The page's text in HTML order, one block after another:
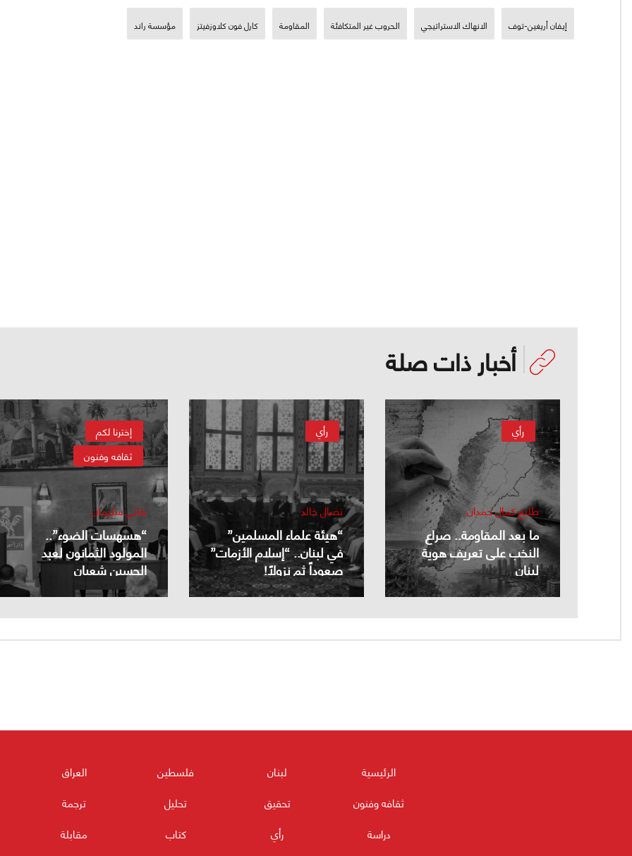
إيفان أريغين-توف الانهاك الاستراتيجي الحروب غير المتكافئة المقاومة كارل فون كلاوزفيتز مؤسسة راند
أخبار ذات صلة
إخترنا لكم
ثقافه وفنون
هاني سليمان
“هسهسات الضوء”..
المولود الثمانون لعبد
الحسين شعبان
رأي
نضال خالد
“هيئة علماء المسلمين”
في لبنان.. “إسلام الأزمات”
صعوداً ثم نزولاً!
رأي
طليع كمال حمدان
ما بعد المقاومة.. صراع
النخب على تعريف هوية
لبنان
الرئيسية لبنان فلسطين العراق
ثقافه وفنون
تحقيق تحليل ترجمة
دراسة
رأي كتاب مقابلة